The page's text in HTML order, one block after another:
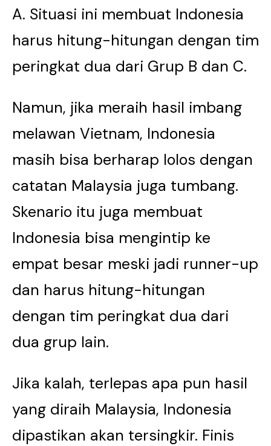
A. Situasi ini membuat Indonesia
harus hitung-hitungan dengan tim
peringkat dua dari Grup B dan C.
Namun, jika meraih hasil imbang
melawan Vietnam, Indonesia
masih bisa berharap lolos dengan
catatan Malaysia juga tumbang.
Skenario itu juga membuat
Indonesia bisa mengintip ke
empat besar meski jadi runner-up
dan harus hitung-hitungan
dengan tim peringkat dua dari
dua grup lain.
Jika kalah, terlepas apa pun hasil
yang diraih Malaysia, Indonesia
dipastikan akan tersingkir. Finis